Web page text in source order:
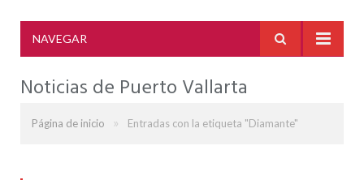
NAVEGAR
Noticias de Puerto Vallarta
Página de inicio » Entradas con la etiqueta "Diamante"